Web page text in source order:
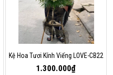
Kệ Hoa Tươi Kính Viếng LOVE-CB22
1.300.000₫